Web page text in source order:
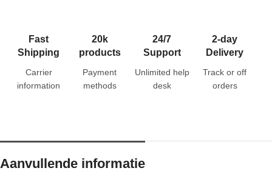
Fast
Shipping
Carrier
information
20k
products
Payment
methods
24/7
Support
Unlimited help
desk
2-day
Delivery
Track or off
orders
Aanvullende informatie